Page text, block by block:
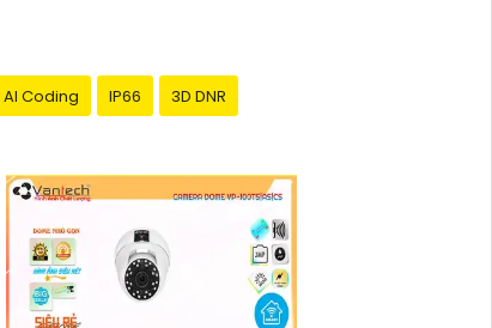
AI Coding IP66 3D DNR